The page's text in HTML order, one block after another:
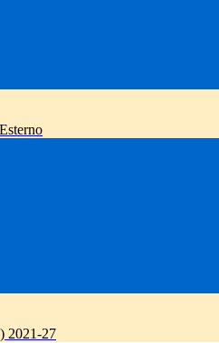
2021-27